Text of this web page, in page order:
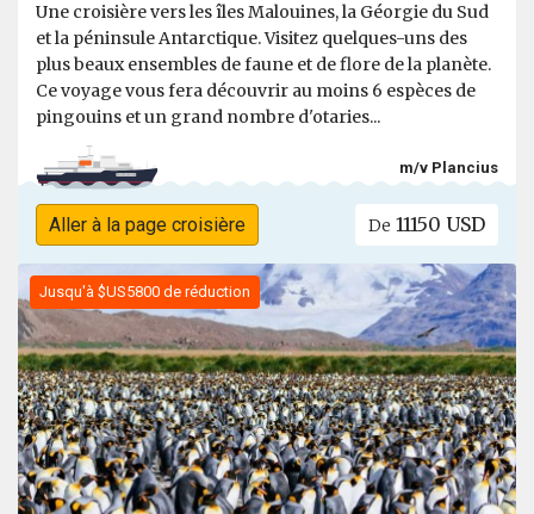
Une croisière vers les îles Malouines, la Géorgie du Sud
et la péninsule Antarctique. Visitez quelques-uns des
plus beaux ensembles de faune et de flore de la planète.
Ce voyage vous fera découvrir au moins 6 espèces de
pingouins et un grand nombre d'otaries...
m/v Plancius
Aller à la page croisière De 11150 USD
Jusqu'à $US5800 de réduction